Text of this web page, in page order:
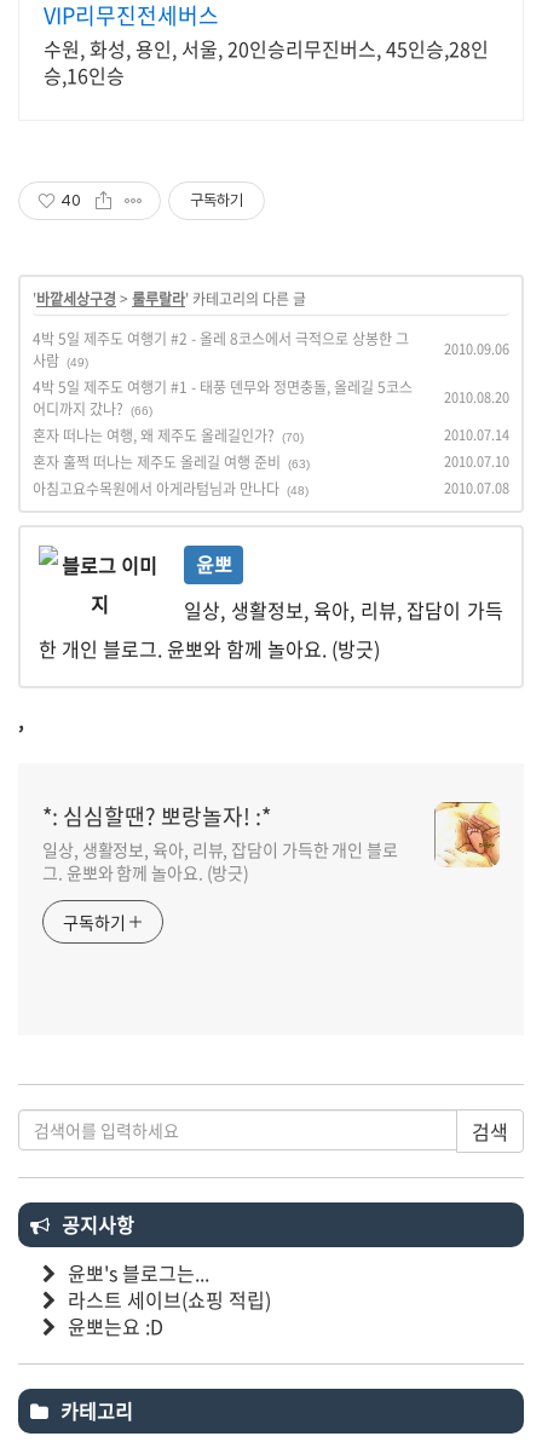
VIP리무진전세버스
수원, 화성, 용인, 서울, 20인승리무진버스, 45인승,28인
승,16인승
40 구독하기
'바깥세상구경 > 룰루랄라' 카테고리의 다른 글
4박 5일 제주도 여행기 #2 - 올레 8코스에서 극적으로 상봉한 그
사람 (49)
2010.09.06
4박 5일 제주도 여행기 #1 - 태풍 덴무와 정면충돌, 올레길 5코스
어디까지 갔나?
(66)
2010.08.20
혼자 떠나는 여행, 왜 제주도 올레길인가? (70) 2010.07.14
혼자 훌쩍 떠나는 제주도 올레길 여행 준비 (63) 2010.07.10
아침고요수목원에서 아게라텀님과 만나다 (48) 2010.07.08
윤뽀
일상, 생활정보, 육아, 리뷰, 잡담이 가득
한 개인 블로그. 윤뽀와 함께 놀아요. (방긋)
,
*: 심심할땐? 뽀랑놀자! :*
일상, 생활정보, 육아, 리뷰, 잡담이 가득한 개인 블로
그. 윤뽀와 함께 놀아요. (방긋)
구독하기
검색
공지사항
윤뽀's 블로그는...
라스트 세이브(쇼핑 적립)
윤뽀는요 :D
카테고리